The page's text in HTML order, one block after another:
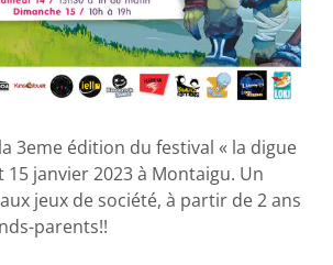
3eme édition du festival « la digue
15 janvier 2023 à Montaigu. Un
jeux de société, à partir de 2 ans
parents!!